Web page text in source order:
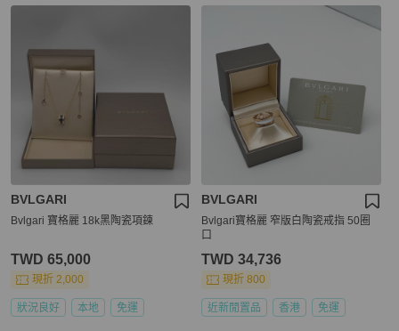
BVLGARI
Bvlgari 寶格麗 18k黑陶瓷項鍊
TWD 65,000
現折 2,000
狀況良好 本地 免運
BVLGARI
Bvlgari寶格麗 窄版白陶瓷戒指 50圈
口
TWD 34,736
現折 800
近新閒置品 香港 免運